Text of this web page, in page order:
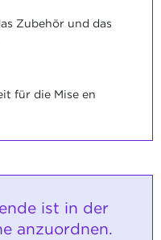
Zubehör und das
für die Mise en
ist in der
anzuordnen.